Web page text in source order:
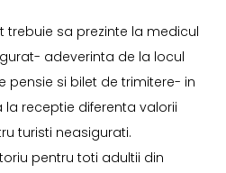
trebuie sa prezinte la medicul
adeverinta de la locul
si bilet de trimitere- in
receptie diferenta valorii
turisti neasigurati.
pentru toti adultii din